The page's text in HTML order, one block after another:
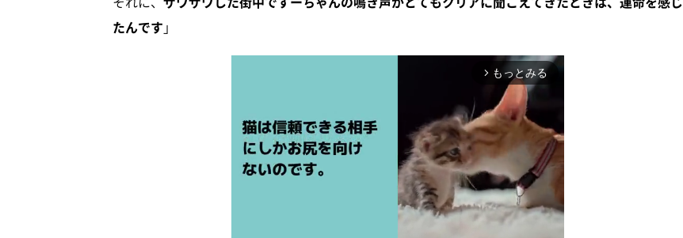
たんです 」
arrow_forward_ios もっとみる